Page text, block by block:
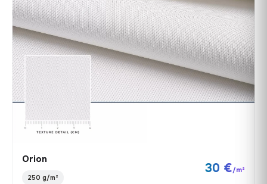
Orion
250 g/m²
30 €/m²